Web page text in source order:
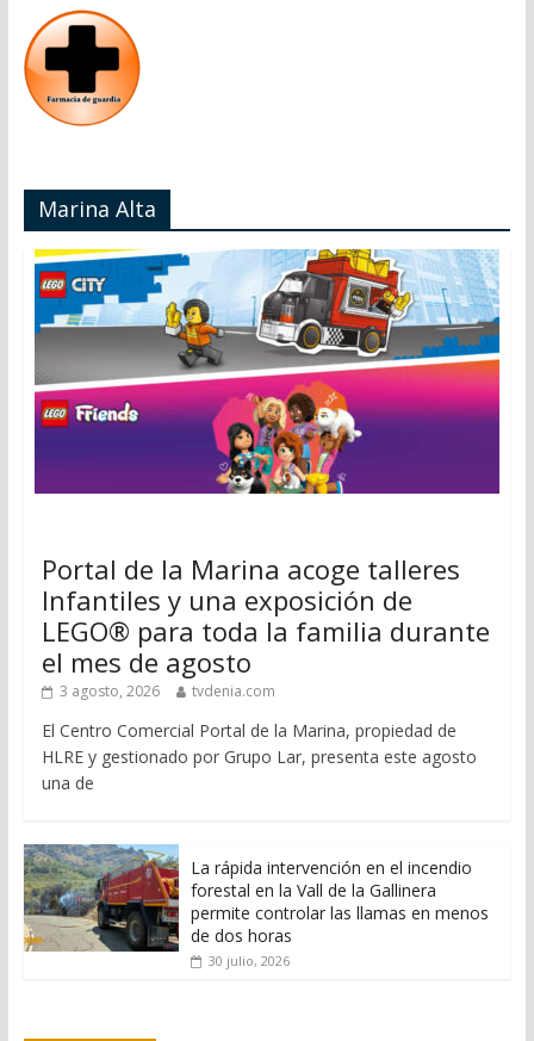
Marina Alta
Portal de la Marina acoge talleres
Infantiles y una exposición de
LEGO® para toda la familia durante
el mes de agosto
3 agosto, 2026 tvdenia.com
El Centro Comercial Portal de la Marina, propiedad de
HLRE y gestionado por Grupo Lar, presenta este agosto
una de
La rápida intervención en el incendio
forestal en la Vall de la Gallinera
permite controlar las llamas en menos
de dos horas
30 julio, 2026